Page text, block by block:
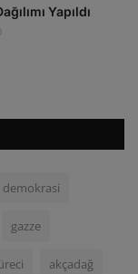
Yapıldı
demokrasi
gazze
akçadağ